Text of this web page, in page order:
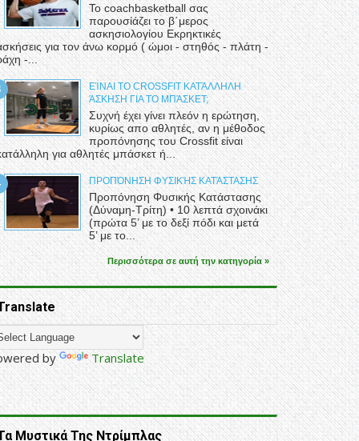
Το coachbasketball σας
παρουσίάζει το β΄μερος
ασκησιολογίου Εκρηκτικές
για τον άνω κορμό ( ώμοι - στηθός - πλάτη -
-...
ΕΊΝΑΙ ΤΟ CROSSFIT ΚΑΤΆΛΛΗΛΗ
ΆΣΚΗΣΗ ΓΙΑ ΤΟ ΜΠΆΣΚΕΤ;
Συχνή έχει γίνει πλεόν η ερώτηση,
κυρίως απο αθλητές, αν η μέθοδος
προπόνησης του Crossfit είναι
για αθλητές μπάσκετ ή...
ΠΡΟΠΌΝΗΣΗ ΦΥΣΙΚΉΣ ΚΑΤΆΣΤΑΣΗΣ
Προπόνηση Φυσικής Κατάστασης
(Δύναμη-Τρίτη) • 10 λεπτά σχοινάκι
(πρώτα 5’ με το δεξί πόδι και μετά
5’ με το...
Περισσότερα σε αυτή την κατηγορία »
by Translate
Μυστικά Της Ντρίμπλας